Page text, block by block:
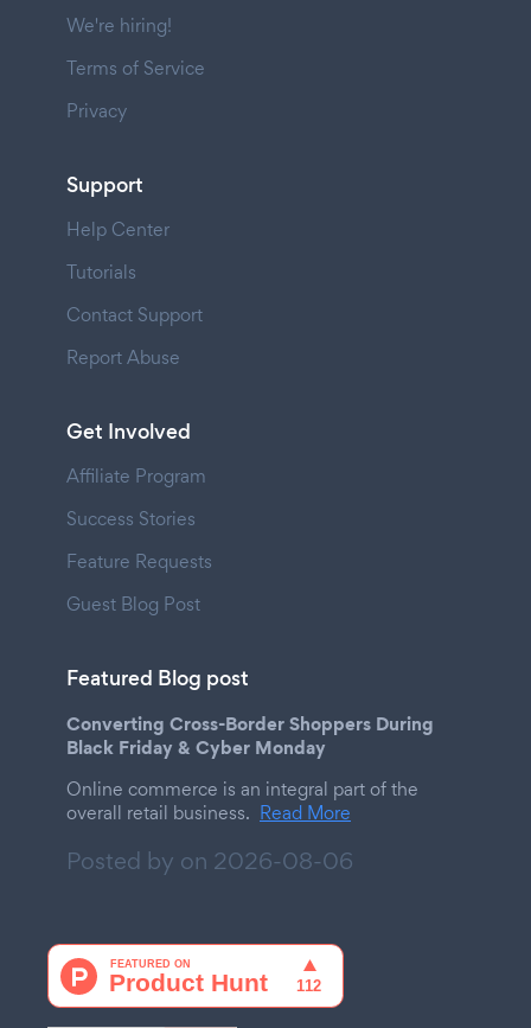
We're hiring!
Terms of Service
Privacy
Support
Help Center
Tutorials
Contact Support
Report Abuse
Get Involved
Affiliate Program
Success Stories
Feature Requests
Guest Blog Post
Featured Blog post
Converting Cross-Border Shoppers During
Black Friday & Cyber Monday
Online commerce is an integral part of the
overall retail business. Read More
Posted by on 2026-08-06